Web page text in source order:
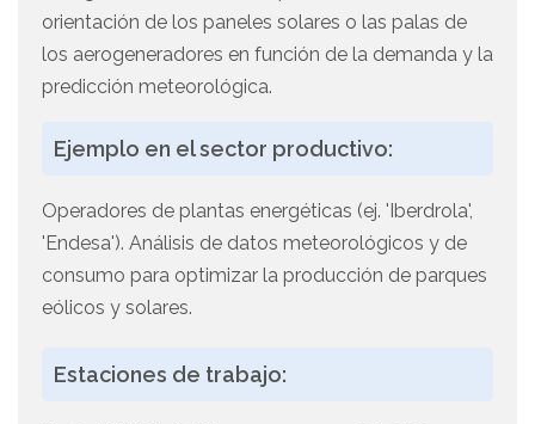
orientación de los paneles solares o las palas de
los aerogeneradores en función de la demanda y la
predicción meteorológica.
Ejemplo en el sector productivo:
Operadores de plantas energéticas (ej. 'Iberdrola',
'Endesa'). Análisis de datos meteorológicos y de
consumo para optimizar la producción de parques
eólicos y solares.
Estaciones de trabajo: